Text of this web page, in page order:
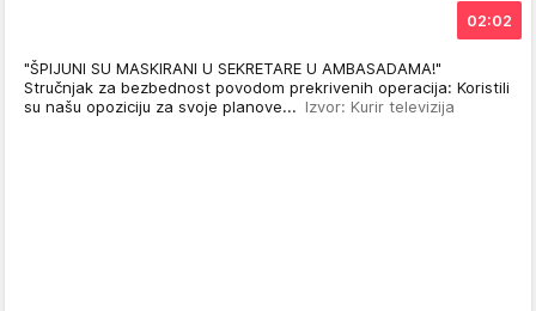
02:02
"ŠPIJUNI SU MASKIRANI U SEKRETARE U AMBASADAMA!"
Stručnjak za bezbednost povodom prekrivenih operacija: Koristili
su našu opoziciju za svoje planove... Izvor: Kurir televizija